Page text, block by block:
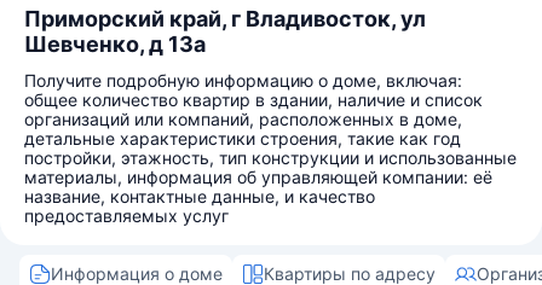
Приморский край, г Владивосток, ул
Шевченко, д 13а
Получите подробную информацию о доме, включая:
общее количество квартир в здании, наличие и список
организаций или компаний, расположенных в доме,
детальные характеристики строения, такие как год
постройки, этажность, тип конструкции и использованные
материалы, информация об управляющей компании: её
название, контактные данные, и качество
предоставляемых услуг
Информация о доме Квартиры по адресу